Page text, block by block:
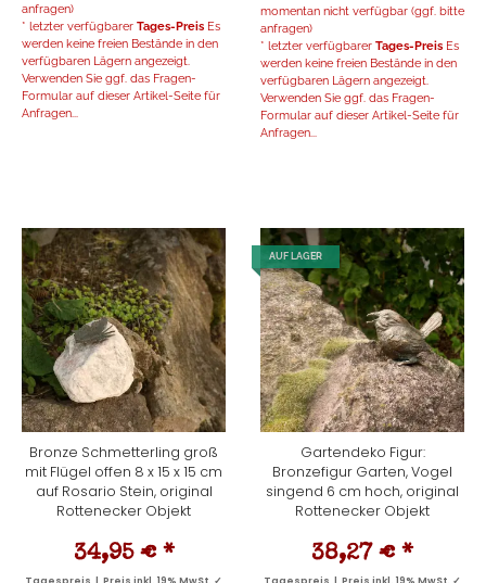
anfragen)
* letzter verfügbarer Tages-Preis Es
werden keine freien Bestände in den
verfügbaren Lägern angezeigt.
Verwenden Sie ggf. das Fragen-
Formular auf dieser Artikel-Seite für
Anfragen...
momentan nicht verfügbar (ggf. bitte
anfragen)
* letzter verfügbarer Tages-Preis Es
werden keine freien Bestände in den
verfügbaren Lägern angezeigt.
Verwenden Sie ggf. das Fragen-
Formular auf dieser Artikel-Seite für
Anfragen...
Bronze Schmetterling groß
mit Flügel offen 8 x 15 x 15 cm
auf Rosario Stein, original
Rottenecker Objekt
34,95 € *
AUF LAGER
Gartendeko Figur:
Bronzefigur Garten, Vogel
singend 6 cm hoch, original
Rottenecker Objekt
38,27 € *